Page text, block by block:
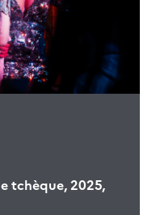
tchèque, 2025,